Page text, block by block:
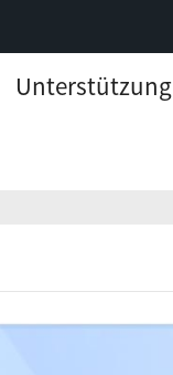
Unterstützung